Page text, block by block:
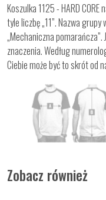
Koszulka 1125 - HARD
tyle liczbę „11”. Nazwa
„Mechaniczna pomarańcza”.
znaczenia. Według
Ciebie może być to skrót od
Zobacz również